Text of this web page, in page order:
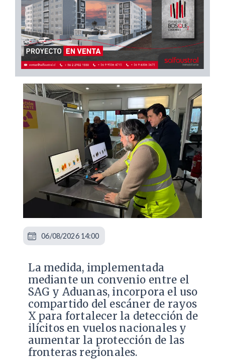
La medida, implementada
mediante un convenio entre el
SAG y Aduanas, incorpora el uso
compartido del escáner de rayos
X para fortalecer la detección de
ilícitos en vuelos nacionales y
aumentar la protección de las
fronteras regionales.
06/08/2026 14:00